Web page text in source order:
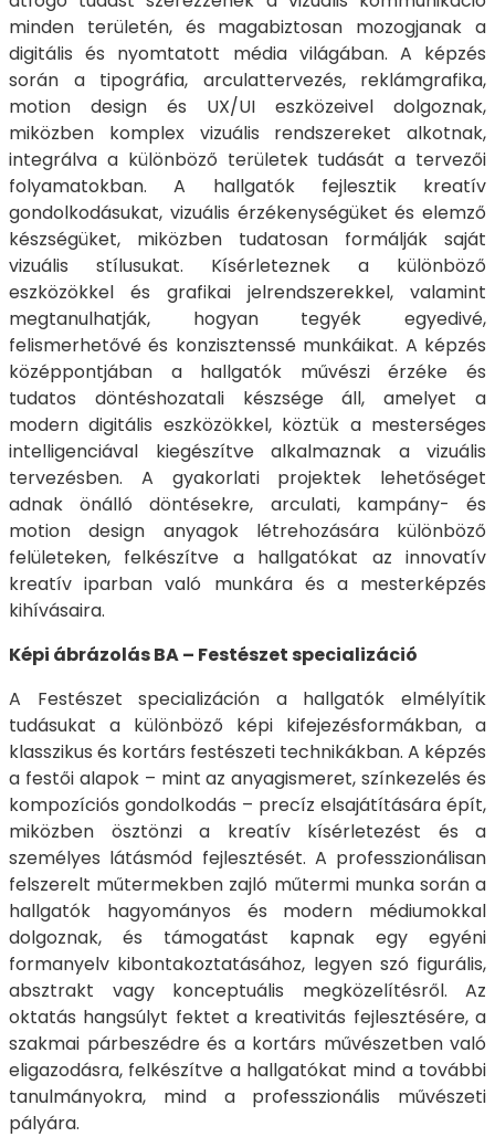
minden területén, és magabiztosan mozogjanak a
digitális és nyomtatott média világában. A képzés
során a tipográfia, arculattervezés, reklámgrafika,
motion design és UX/UI eszközeivel dolgoznak,
miközben komplex vizuális rendszereket alkotnak,
integrálva a különböző területek tudását a tervezői
folyamatokban. A hallgatók fejlesztik kreatív
gondolkodásukat, vizuális érzékenységüket és elemző
készségüket, miközben tudatosan formálják saját
vizuális stílusukat. Kísérleteznek a különböző
eszközökkel és grafikai jelrendszerekkel, valamint
megtanulhatják, hogyan tegyék egyedivé,
felismerhetővé és konzisztenssé munkáikat. A képzés
középpontjában a hallgatók művészi érzéke és
tudatos döntéshozatali készsége áll, amelyet a
modern digitális eszközökkel, köztük a mesterséges
intelligenciával kiegészítve alkalmaznak a vizuális
tervezésben. A gyakorlati projektek lehetőséget
adnak önálló döntésekre, arculati, kampány- és
motion design anyagok létrehozására különböző
felületeken, felkészítve a hallgatókat az innovatív
kreatív iparban való munkára és a mesterképzés
kihívásaira.
Képi ábrázolás BA – Festészet specializáció
A Festészet specializáción a hallgatók elmélyítik
tudásukat a különböző képi kifejezésformákban, a
klasszikus és kortárs festészeti technikákban. A képzés
a festői alapok – mint az anyagismeret, színkezelés és
kompozíciós gondolkodás – precíz elsajátítására épít,
miközben ösztönzi a kreatív kísérletezést és a
személyes látásmód fejlesztését. A professzionálisan
felszerelt műtermekben zajló műtermi munka során a
hallgatók hagyományos és modern médiumokkal
dolgoznak, és támogatást kapnak egy egyéni
formanyelv kibontakoztatásához, legyen szó figurális,
absztrakt vagy konceptuális megközelítésről. Az
oktatás hangsúlyt fektet a kreativitás fejlesztésére, a
szakmai párbeszédre és a kortárs művészetben való
eligazodásra, felkészítve a hallgatókat mind a további
tanulmányokra, mind a professzionális művészeti
pályára.